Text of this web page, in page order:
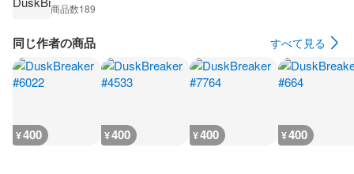
商品数189
同じ作者の商品 すべて見る
¥400 ¥400 ¥400 ¥400